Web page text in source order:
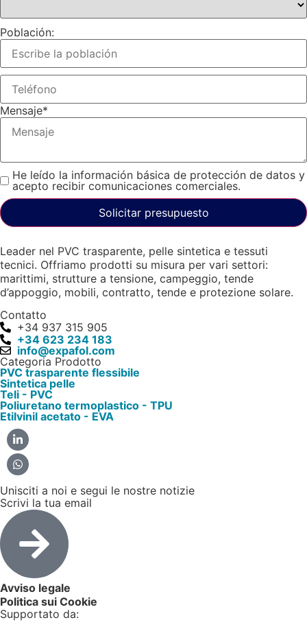
Población:
Mensaje*
He leído la información básica de protección de datos y
acepto recibir comunicaciones comerciales.
Solicitar presupuesto
Leader nel PVC trasparente, pelle sintetica e tessuti
tecnici. Offriamo prodotti su misura per vari settori:
marittimi, strutture a tensione, campeggio, tende
d’appoggio, mobili, contratto, tende e protezione solare.
Contatto
+34 937 315 905
+34 623 234 183
info@expafol.com
Categoria Prodotto
PVC trasparente flessibile
Sintetica pelle
Teli - PVC
Poliuretano termoplastico - TPU
Etilvinil acetato - EVA
Unisciti a noi e segui le nostre notizie
Scrivi la tua email
Avviso legale
Politica sui Cookie
Supportato da: